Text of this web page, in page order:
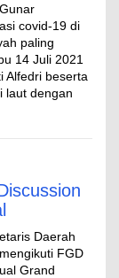
covid-19 di
paling
14 Juli 2021
Alfedri beserta
laut dengan
Daerah
FGD
Grand